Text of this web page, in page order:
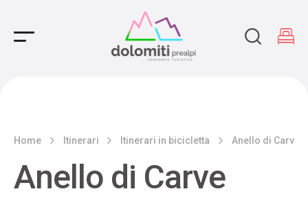
Main Navigation
Home Itinerari Itinerari in bicicletta Anello di Carve
Anello di Carve